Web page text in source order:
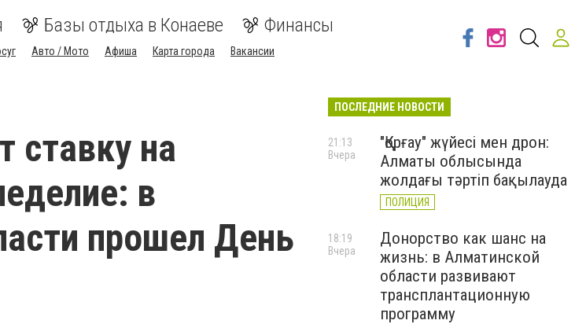
Базы отдыха в Конаеве Финансы
Авто / Мото Афиша Карта города Вакансии
ставку на
в
прошел День
ПОСЛЕДНИЕ НОВОСТИ
"Қорғау" жүйесі мен дрон:
Алматы облысында
жолдағы тәртіп бақылауда
ПОЛИЦИЯ
21:13
Вчера
Донорство как шанс на
жизнь: в Алматинской
области развивают
трансплантационную
программу
18:19
Вчера